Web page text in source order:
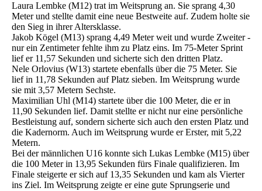
Laura Lembke (M12) trat im Weitsprung an. Sie sprang 4,30
Meter und stellte damit eine neue Bestweite auf. Zudem holte sie
den Sieg in ihrer Altersklasse.
Jakob Kögel (M13) sprang 4,49 Meter weit und wurde Zweiter -
nur ein Zentimeter fehlte ihm zu Platz eins. Im 75-Meter Sprint
lief er 11,57 Sekunden und sicherte sich den dritten Platz.
Nele Orlovius (W13) startete ebenfalls über die 75 Meter. Sie
lief in 11,78 Sekunden auf Platz sieben. Im Weitsprung wurde
sie mit 3,57 Metern Sechste.
Maximilian Uhl (M14) startete über die 100 Meter, die er in
11,90 Sekunden lief. Damit stellte er nicht nur eine persönliche
Bestleistung auf, sondern sicherte sich auch den ersten Platz und
die Kadernorm. Auch im Weitsprung wurde er Erster, mit 5,22
Metern.
Bei der männlichen U16 konnte sich Lukas Lembke (M15) über
die 100 Meter in 13,95 Sekunden fürs Finale qualifizieren. Im
Finale steigerte er sich auf 13,35 Sekunden und kam als Vierter
ins Ziel. Im Weitsprung zeigte er eine gute Sprungserie und